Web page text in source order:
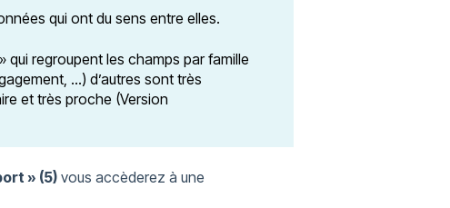
qui ont du sens entre elles.
qui regroupent les champs par famille
…) d’autres sont très
et très proche (Version
» (5)vous accèderez à une